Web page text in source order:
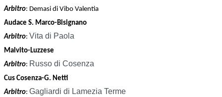
Arbitro: Demasi di Vibo Valentia
Audace S. Marco-Bisignano
Arbitro: Vita di Paola
Malvito-Luzzese
Arbitro: Russo di Cosenza
Cus Cosenza-G. Netti
Arbitro: Gagliardi di Lamezia Terme